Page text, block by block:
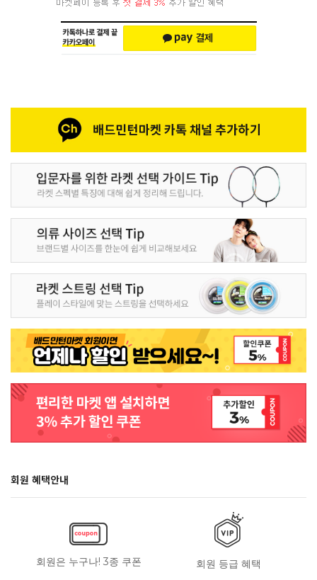
회원 혜택안내
회원은 누구나! 3종 쿠폰 회원 등급 혜택